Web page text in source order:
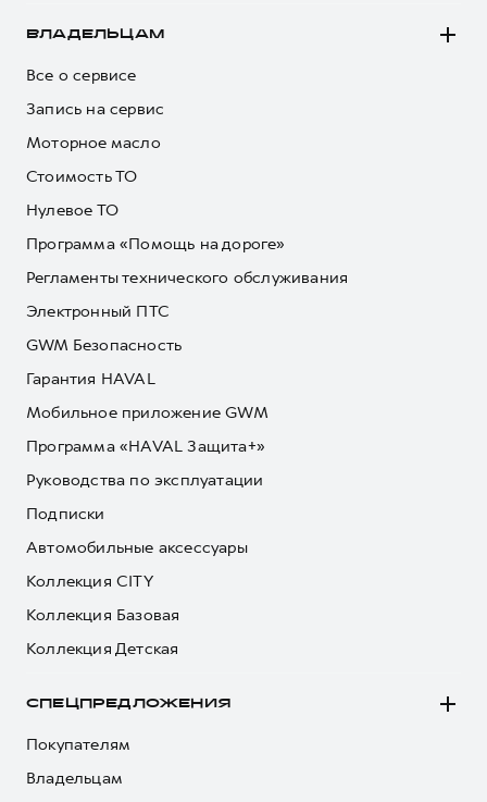
ВЛАДЕЛЬЦАМ
Все о сервисе
Запись на сервис
Моторное масло
Стоимость ТО
Нулевое ТО
Программа «Помощь на дороге»
Регламенты технического обслуживания
Электронный ПТС
GWM Безопасность
Гарантия HAVAL
Мобильное приложение GWM
Программа «HAVAL Защита+»
Руководства по эксплуатации
Подписки
Автомобильные аксессуары
Коллекция CITY
Коллекция Базовая
Коллекция Детская
СПЕЦПРЕДЛОЖЕНИЯ
Покупателям
Владельцам